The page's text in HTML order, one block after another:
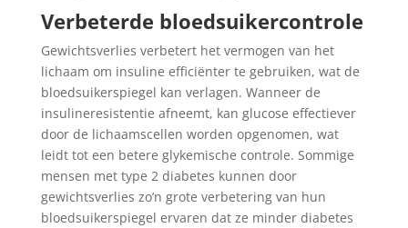
Verbeterde bloedsuikercontrole
Gewichtsverlies verbetert het vermogen van het
lichaam om insuline efficiënter te gebruiken, wat de
bloedsuikerspiegel kan verlagen. Wanneer de
insulineresistentie afneemt, kan glucose effectiever
door de lichaamscellen worden opgenomen, wat
leidt tot een betere glykemische controle. Sommige
mensen met type 2 diabetes kunnen door
gewichtsverlies zo’n grote verbetering van hun
bloedsuikerspiegel ervaren dat ze minder diabetes